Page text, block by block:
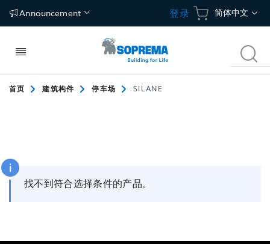
到
Announcement 登录
语
言
简体中文
导
航
建筑构件
建筑围护结构
地面
应用
保温
隔汽/透汽
碳中和建筑方案
绿植屋面
光伏屋面
关于我们
独特价值
新闻中心
首页 建筑构件 停车场 SILANE
找不到符合选择条件的产品。